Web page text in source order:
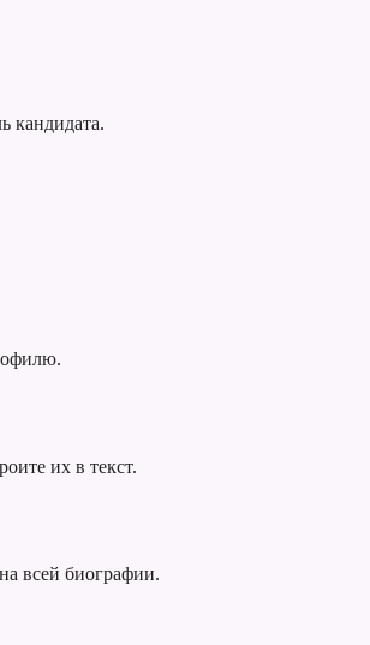
кандидата.
их в текст.
всей биографии.